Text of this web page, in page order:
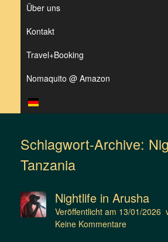
Über uns
Kontakt
Travel+Booking
Nomaquito @ Amazon
Schlagwort-Archive:
Tanzania
Nightlife in Arusha
Veröffentlicht am 13/01/2026
Keine Kommentare